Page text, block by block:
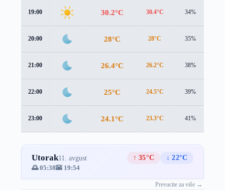
19:00 30.2°C 30.4°C 34%
20:00 28°C 28°C 35%
21:00 26.4°C 26.2°C 38%
22:00 25°C 24.5°C 39%
23:00 24.1°C 23.3°C 41%
Utorak11. avgust ↑ 35°C
↓ 22°C
🌅 05:38🌇 19:54
Prevucite za više →